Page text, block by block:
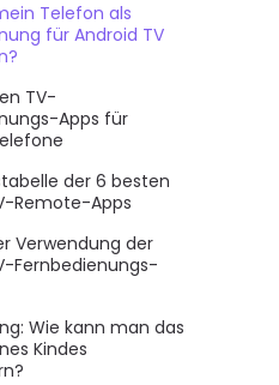
Telefon als
für Android TV
TV-
Apps für
der 6 besten
Remote-Apps
Verwendung der
Fernbedienungs-
Wie kann man das
Kindes